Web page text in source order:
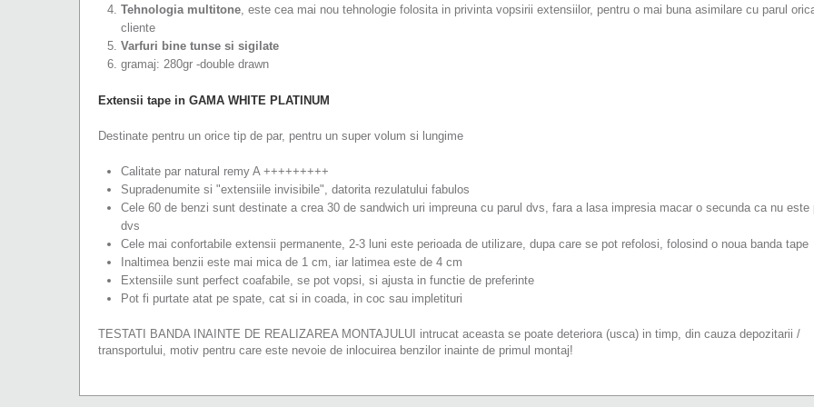
Tehnologia multitone, este cea mai nou tehnologie folosita in privinta vopsirii extensiilor, pentru o mai buna asimilare cu parul
cliente
Varfuri bine tunse si sigilate
gramaj: 280gr -double drawn
Extensii tape in GAMA WHITE PLATINUM
Destinate pentru un orice tip de par, pentru un super volum si lungime
Calitate par natural remy A +++++++++
Supradenumite si "extensiile invisibile", datorita rezulatului fabulos
Cele 60 de benzi sunt destinate a crea 30 de sandwich uri impreuna cu parul dvs, fara a lasa impresia macar o secunda ca nu este
dvs
Cele mai confortabile extensii permanente, 2-3 luni este perioada de utilizare, dupa care se pot refolosi, folosind o noua banda tape
Inaltimea benzii este mai mica de 1 cm, iar latimea este de 4 cm
Extensiile sunt perfect coafabile, se pot vopsi, si ajusta in functie de preferinte
Pot fi purtate atat pe spate, cat si in coada, in coc sau impletituri
TESTATI BANDA INAINTE DE REALIZAREA MONTAJULUI intrucat aceasta se poate deteriora (usca) in timp, din cauza depozitarii /
transportului, motiv pentru care este nevoie de inlocuirea benzilor inainte de primul montaj!